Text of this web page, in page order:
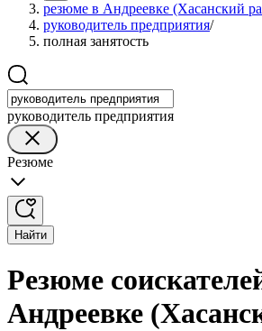
резюме в Андреевке (Хасанский
руководитель предприятия/
полная занятость
руководитель предприятия
Резюме
Найти
Резюме
Андреевке